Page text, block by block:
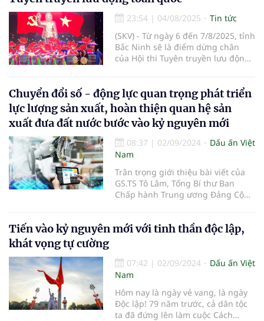
23:54 | 04/08/2025
Tin tức
(SKV) - Từ ngày 6 đến 7/8/2025, tỉnh
Bắc Ninh sẽ là điểm dừng chân
của Hội thi Tuyên truyền lưu động
vui tươi, phấn khởi và lan tỏa niềm
tự hào dân tộc.
Chuyển đổi số - động lực quan trọng phát triển
lực lượng sản xuất, hoàn thiện quan hệ sản
xuất đưa đất nước bước vào kỷ nguyên mới
08:37 | 02/09/2024
Dấu ấn Việt
Nam
Trân trọng giới thiệu bài viết của
GS.TS Tô Lâm, Tổng Bí thư Ban
Chấp hành Trung ương Đảng Cộng
Tiến vào kỷ nguyên mới với tinh thần độc lập,
khát vọng tự cường
07:42 | 02/09/2024
Dấu ấn Việt
Nam
Hôm nay là ngày vẻ vang, là ngày
Độc lập! 79 năm trước, cả dân tộc
ta đã đứng lên làm cuộc Cách